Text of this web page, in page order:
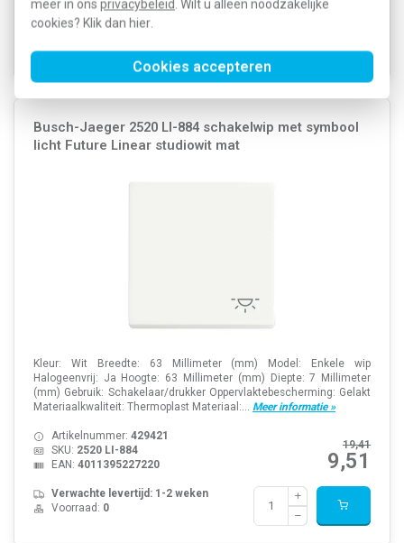
meer in ons privacybeleid. Wilt u alleen noodzakelijke
cookies? Klik dan hier.
Cookies accepteren
Verwachte levertijd: 1-2 weken
Busch-Jaeger 2520 LI-884 schakelwip met symbool
licht Future Linear studiowit mat
Kleur: Wit Breedte: 63 Millimeter (mm) Model: Enkele wip
Halogeenvrij: Ja Hoogte: 63 Millimeter (mm) Diepte: 7 Millimeter
(mm) Gebruik: Schakelaar/drukker Oppervlaktebescherming: Gelakt
Materiaalkwaliteit: Thermoplast Materiaal:... Meer informatie »
19,41
9,51
Artikelnummer: 429421
SKU: 2520 LI-884
EAN: 4011395227220
Verwachte levertijd: 1-2 weken
Voorraad: 0